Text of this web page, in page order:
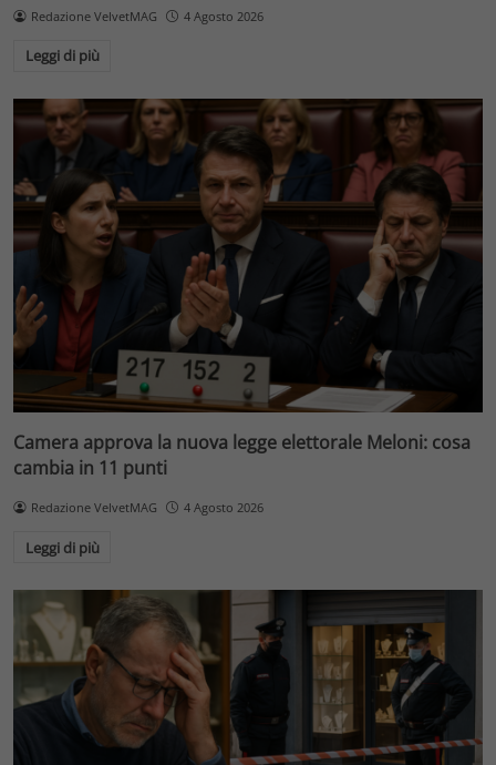
Redazione VelvetMAG 4 Agosto 2026
Leggi di più
Camera approva la nuova legge elettorale Meloni: cosa
cambia in 11 punti
Redazione VelvetMAG 4 Agosto 2026
Leggi di più